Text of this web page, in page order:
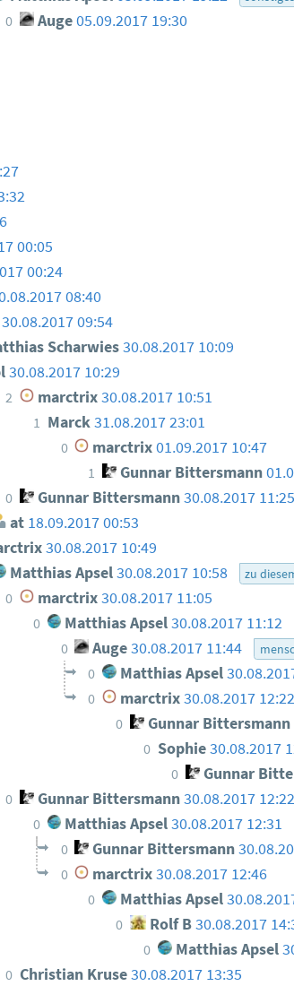
0 Auge05.09.2017 19:30
00:05
00:24
08:40
30.08.2017 09:54
Scharwies30.08.2017 10:09
30.08.2017 10:29
2 marctrix30.08.2017 10:51
1 Marck31.08.2017 23:01
0 marctrix01.09.2017 10:47
1 Gunnar Bittersmann
0 Gunnar Bittersmann30.08.2017 11:25
at 18.09.2017 00:53
30.08.2017 10:49
Matthias Apsel30.08.2017 10:58 zu
0 marctrix30.08.2017 11:05
0 Matthias Apsel 30.08.2017 11:12
0 Auge30.08.2017 11:44
0 Matthias Apsel
0 marctrix30.08.2017 12:22
0 Gunnar Bittersmann
0 Sophie30.08.2017
0 Gunnar
0 Gunnar Bittersmann30.08.2017 12:22
0 Matthias Apsel 30.08.2017 12:31
0 Gunnar Bittersmann
0 marctrix30.08.2017 12:46
0 Matthias Apsel
0 Rolf B30.08.2017
0 Matthias Apsel
0 Christian Kruse30.08.2017 13:35